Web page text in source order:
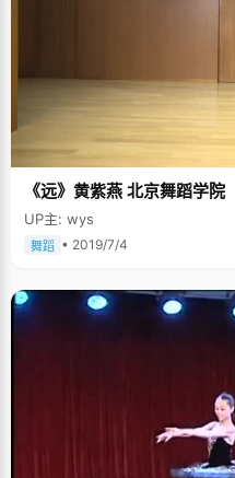
为压力太大，在如愿考上重点高中
整夜睡不着觉的滋味，是一般人难
特别好的老师，每次当杨清不想上
师们都非常理解，不强迫她一定要
谢这些老师们，他们尊重我的学习
的关心和宽容，"杨清说："白岩松
得我比白岩松要坚强，因为我从来没有想过要自
小，杨清就是一副自信要强的脾气
这个买那个。这个时候，哥哥就会
给他看！"虽然想到哥哥是用激将法，但是杨
科的时候，综合排名一二名的杨清
清栽到了自己挖的坑里，处于一个
知学校以前几届文科没有一个考上
不过数学老师要求非常严格，觉得
的不想往前走了？"甚至还会对杨清
了。"老师的话激起了杨清的好胜
都用来学习数学，整整一年的努力
甚至作为唯一的文科生跟很多理科
《远》黄紫燕 北京舞蹈学院
UP主: wys
舞蹈 • 2019/7/4